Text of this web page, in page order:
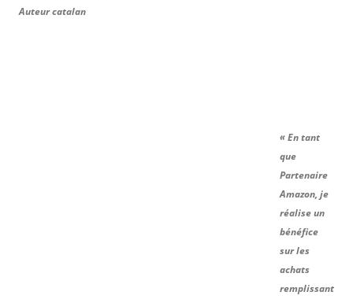
Auteur catalan
« En tant
que
Partenaire
Amazon, je
réalise un
bénéfice
sur les
achats
remplissant